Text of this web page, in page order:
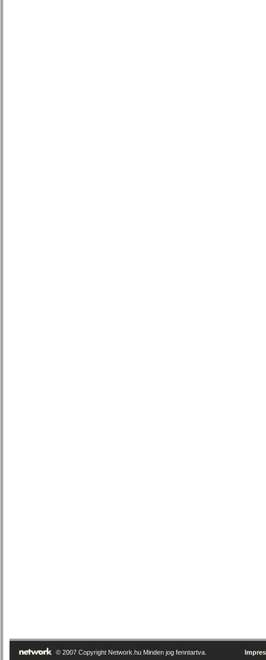
© 2007 Copyright Network.hu Minden jog fenntartva.